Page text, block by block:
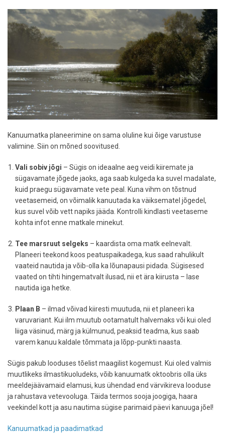
Kanuumatka planeerimine on sama oluline kui õige varustuse
valimine. Siin on mõned soovitused.
Vali sobiv jõgi – Sügis on ideaalne aeg veidi kiiremate ja
sügavamate jõgede jaoks, aga saab kulgeda ka suvel madalate,
kuid praegu sügavamate vete peal. Kuna vihm on tõstnud
veetasemeid, on võimalik kanuutada ka väiksematel jõgedel,
kus suvel võib vett napiks jääda. Kontrolli kindlasti veetaseme
kohta infot enne matkale minekut.
Tee marsruut selgeks – kaardista oma matk eelnevalt.
Planeeri teekond koos peatuspaikadega, kus saad rahulikult
vaateid nautida ja võib-olla ka lõunapausi pidada. Sügisesed
vaated on tihti hingematvalt ilusad, nii et ära kiirusta – lase
nautida iga hetke.
Plaan B – ilmad võivad kiiresti muutuda, nii et planeeri ka
varuvariant. Kui ilm muutub ootamatult halvemaks või kui oled
liiga väsinud, märg ja külmunud, peaksid teadma, kus saab
varem kanuu kaldale tõmmata ja lõpp-punkti naasta.
Sügis pakub looduses tõelist maagilist kogemust. Kui oled valmis
muutlikeks ilmastikuoludeks, võib kanuumatk oktoobris olla üks
meeldejäävamaid elamusi, kus ühendad end värvikireva looduse
ja rahustava vetevooluga. Täida termos sooja joogiga, haara
veekindel kott ja asu nautima sügise parimaid päevi kanuuga jõel!
Kanuumatkad ja paadimatkad